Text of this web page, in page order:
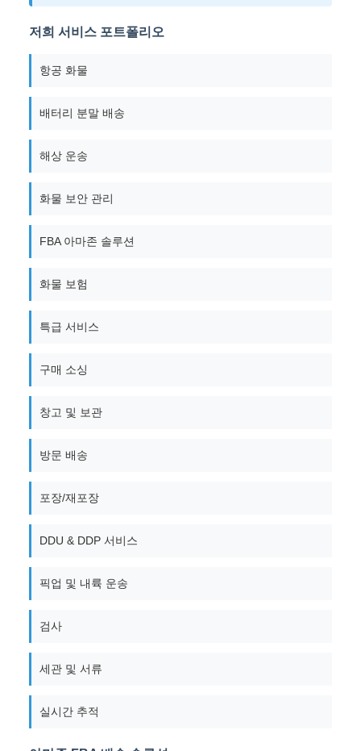
저희 서비스 포트폴리오
항공 화물
배터리 분말 배송
해상 운송
화물 보안 관리
FBA 아마존 솔루션
화물 보험
특급 서비스
구매 소싱
창고 및 보관
방문 배송
포장/재포장
DDU & DDP 서비스
픽업 및 내륙 운송
검사
세관 및 서류
실시간 추적